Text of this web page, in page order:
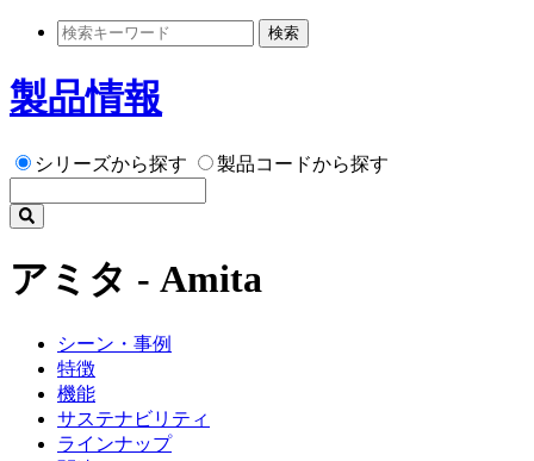
検索
製品情報
シリーズから探す 製品コードから探す
アミタ - Amita
シーン・事例
特徴
機能
サステナビリティ
ラインナップ